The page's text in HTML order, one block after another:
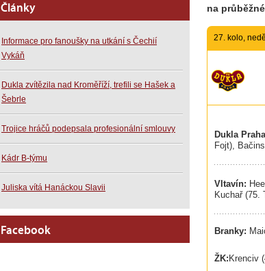
na
27. kolo,
Dukla
Fojt),
Vltavín:
Kuchař (75.
Branky:
ŽK: Krenciv
Články
Informace pro fanoušky na utkání s Čechií
Vykáň
Dukla zvítězila nad Kroměříží, trefili se Hašek a
Šebrle
Trojice hráčů podepsala profesionální smlouvy
Kádr B-týmu
Juliska vítá Hanáckou Slavii
Facebook